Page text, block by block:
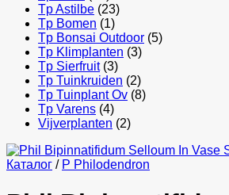
Tp Astilbe (23)
Tp Bomen (1)
Tp Bonsai Outdoor (5)
Tp Klimplanten (3)
Tp Sierfruit (3)
Tp Tuinkruiden (2)
Tp Tuinplant Ov (8)
Tp Varens (4)
Vijverplanten (2)
Каталог / P Philodendron